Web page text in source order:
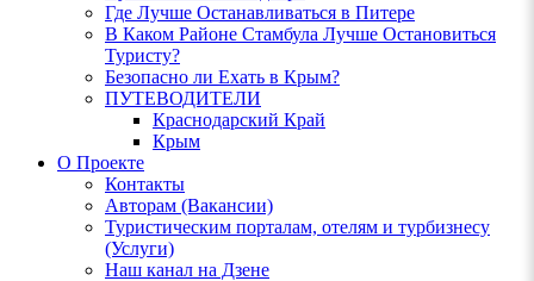
Где Лучше Останавливаться в Питере
В Каком Районе Стамбула Лучше Остановиться
Туристу?
Безопасно ли Ехать в Крым?
ПУТЕВОДИТЕЛИ
Краснодарский Край
Крым
О Проекте
Контакты
Авторам (Вакансии)
Туристическим порталам, отелям и турбизнесу
(Услуги)
Наш канал на Дзене